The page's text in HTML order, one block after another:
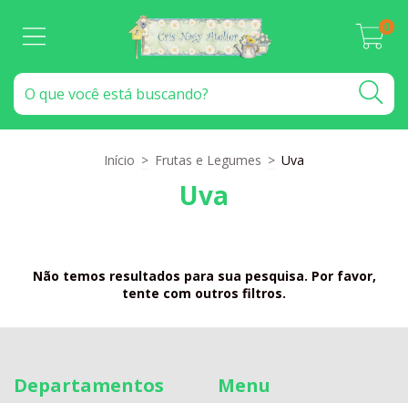
0
Início > Frutas e Legumes > Uva
Uva
Não temos resultados para sua pesquisa. Por favor,
tente com outros filtros.
Departamentos Menu